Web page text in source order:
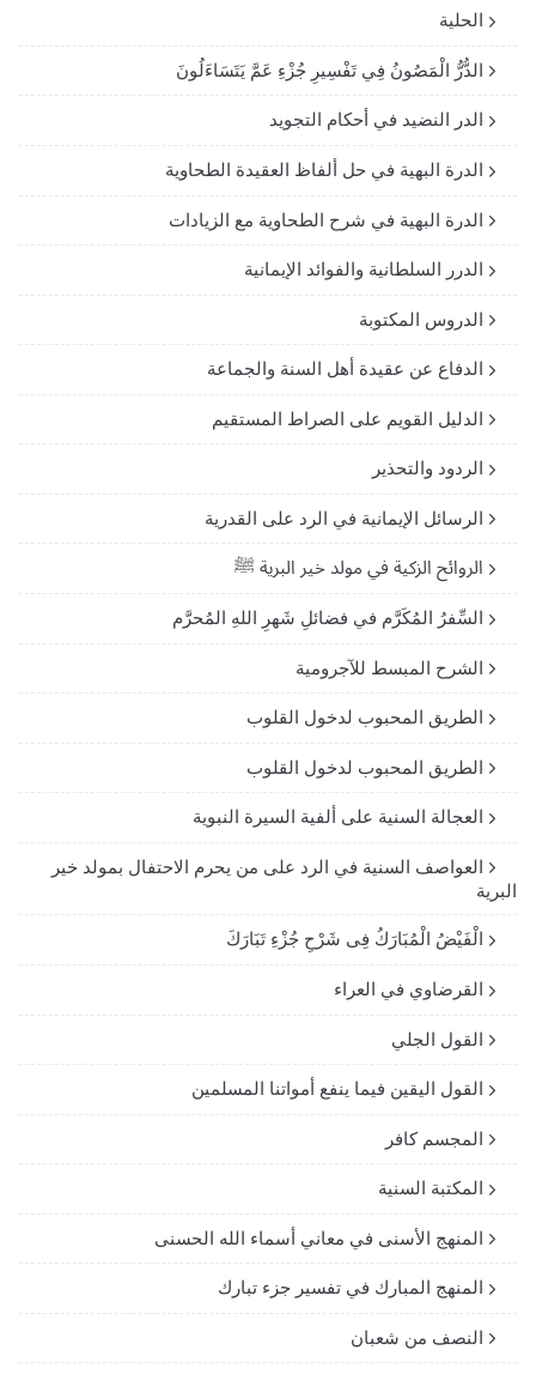
الحلية
الدُّرُّ الْمَصُونُ فِي تَفْسِيرِ جُزْءِ عَمَّ يَتَسَاءَلُونَ
الدر النضيد في أحكام التجويد
الدرة البهية في حل ألفاظ العقيدة الطحاوية
الدرة البهية في شرح الطحاوية مع الزيادات
الدرر السلطانية والفوائد الإيمانية
الدروس المكتوبة
الدفاع عن عقيدة أهل السنة والجماعة
الدليل القويم على الصراط المستقيم
الردود والتحذير
الرسائل الإيمانية في الرد على القدرية
الروائح الزكية في مولد خير البرية ﷺ
السِّفرُ المُكَرَّم في فضائلِ شَهرِ اللهِ المُحرَّم
الشرح المبسط للآجرومية
الطريق المحبوب لدخول القلوب
الطريق المحبوب لدخول القلوب
العجالة السنية على ألفية السيرة النبوية
العواصف السنية في الرد على من يحرم الاحتفال بمولد خير
البرية
الْفَيْضُ الْمُبَارَكُ فِى شَرْحِ جُزْءِ تَبَارَكَ
القرضاوي في العراء
القول الجلي
القول اليقين فيما ينفع أمواتنا المسلمين
المجسم كافر
المكتبة السنية
المنهج الأسنى في معاني أسماء الله الحسنى
المنهج المبارك في تفسير جزء تبارك
النصف من شعبان